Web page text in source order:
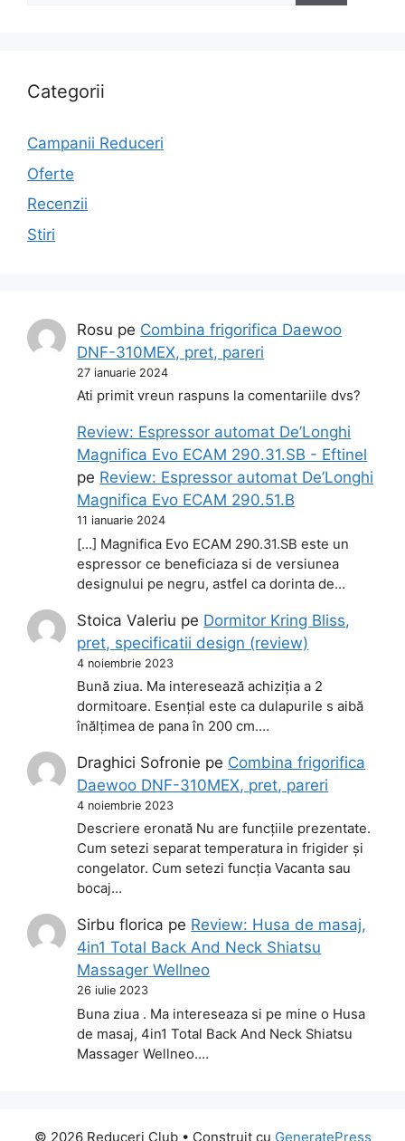
Categorii
Campanii Reduceri
Oferte
Recenzii
Stiri
Rosu pe Combina frigorifica Daewoo
DNF-310MEX, pret, pareri
27 ianuarie 2024
Ati primit vreun raspuns la comentariile dvs?
Review: Espressor automat De’Longhi
Magnifica Evo ECAM 290.31.SB - Eftinel
pe Review: Espressor automat De’Longhi
Magnifica Evo ECAM 290.51.B
11 ianuarie 2024
[…] Magnifica Evo ECAM 290.31.SB este un
espressor ce beneficiaza si de versiunea
designului pe negru, astfel ca dorinta de…
Stoica Valeriu pe Dormitor Kring Bliss,
pret, specificatii design (review)
4 noiembrie 2023
Bună ziua. Ma interesează achiziția a 2
dormitoare. Esențial este ca dulapurile s aibă
înălțimea de pana în 200 cm.…
Draghici Sofronie pe Combina frigorifica
Daewoo DNF-310MEX, pret, pareri
4 noiembrie 2023
Descriere eronată Nu are funcțiile prezentate.
Cum setezi separat temperatura in frigider și
congelator. Cum setezi funcția Vacanta sau
bocaj…
Sirbu florica pe Review: Husa de masaj,
4in1 Total Back And Neck Shiatsu
Massager Wellneo
26 iulie 2023
Buna ziua . Ma intereseaza si pe mine o Husa
de masaj, 4in1 Total Back And Neck Shiatsu
Massager Wellneo.…
© 2026 Reduceri Club• Construit cu GeneratePress